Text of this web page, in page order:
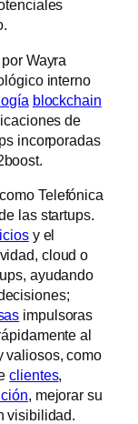
Wayra
interno
blockchain
de
incorporadas
Telefónica
las startups.
y el
cloud o
ayudando
impulsoras
al
valiosos, como
clientes,
, mejorar su
visibilidad.